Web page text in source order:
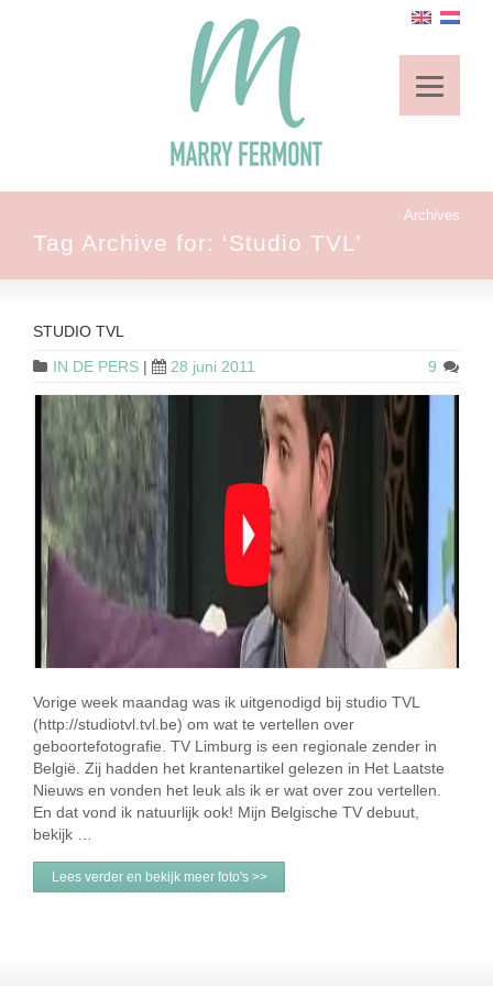
Archives
Tag Archive for: ‘Studio TVL’
STUDIO TVL
IN DE PERS | 28 juni 2011 9
Vorige week maandag was ik uitgenodigd bij studio TVL
(http://studiotvl.tvl.be) om wat te vertellen over
geboortefotografie. TV Limburg is een regionale zender in
België. Zij hadden het krantenartikel gelezen in Het Laatste
Nieuws en vonden het leuk als ik er wat over zou vertellen.
En dat vond ik natuurlijk ook! Mijn Belgische TV debuut,
bekijk …
Lees verder en bekijk meer foto's >>